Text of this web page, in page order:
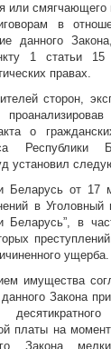
или
в
данного
1 статьи
правах.
сторон,
о
Республики
установил
Беларусь от 17
в Уголовный
Беларусь”, в
ущерба.
имущества
Закона
платы на
Закона